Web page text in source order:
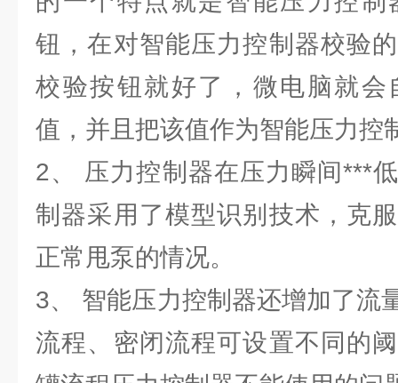
钮，在对智能压力控制器校验
校验按钮就好了，微电脑就会
值，并且把该值作为智能压力控
2、 压力控制器在压力瞬间***
制器采用了模型识别技术，克
正常甩泵的情况。
3、 智能压力控制器还增加了流
流程、密闭流程可设置不同的